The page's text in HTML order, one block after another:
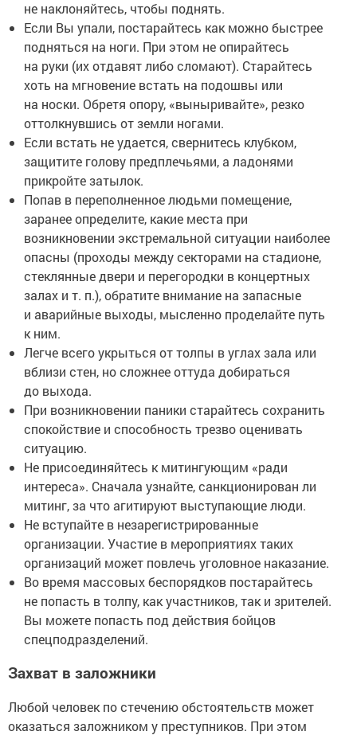
не наклоняйтесь, чтобы поднять.
Если Вы упали, постарайтесь как можно быстрее
подняться на ноги. При этом не опирайтесь
на руки (их отдавят либо сломают). Старайтесь
хоть на мгновение встать на подошвы или
на носки. Обретя опору, «выныривайте», резко
оттолкнувшись от земли ногами.
Если встать не удается, свернитесь клубком,
защитите голову предплечьями, а ладонями
прикройте затылок.
Попав в переполненное людьми помещение,
заранее определите, какие места при
возникновении экстремальной ситуации наиболее
опасны (проходы между секторами на стадионе,
стеклянные двери и перегородки в концертных
залах и т. п.), обратите внимание на запасные
и аварийные выходы, мысленно проделайте путь
к ним.
Легче всего укрыться от толпы в углах зала или
вблизи стен, но сложнее оттуда добираться
до выхода.
При возникновении паники старайтесь сохранить
спокойствие и способность трезво оценивать
ситуацию.
Не присоединяйтесь к митингующим «ради
интереса». Сначала узнайте, санкционирован ли
митинг, за что агитируют выступающие люди.
Не вступайте в незарегистрированные
организации. Участие в мероприятиях таких
организаций может повлечь уголовное наказание.
Во время массовых беспорядков постарайтесь
не попасть в толпу, как участников, так и зрителей.
Вы можете попасть под действия бойцов
спецподразделений.
Захват в заложники
Любой человек по стечению обстоятельств может
оказаться заложником у преступников. При этом